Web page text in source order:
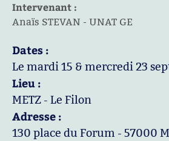
Intervenant :
Anaïs STEVAN - UNAT GE
Dates :
Le mardi 15 & mercredi 23
Lieu :
METZ - Le Filon
Adresse :
130 place du Forum - 57000